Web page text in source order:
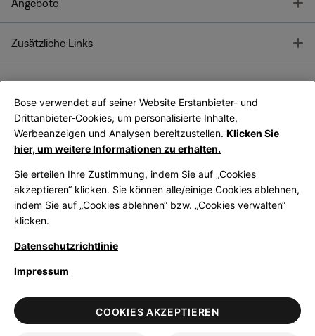
Angebote
Zusätzliche Links
Bose App
Bose Connect
App
LegalDatenschutzrichtlinieZugänglichkeitHinweis zu Cookies
VerkaufsbedingungenNutzungsbedingungen
Bose verwendet auf seiner Website Erstanbieter- und
Drittanbieter-Cookies, um personalisierte Inhalte,
Werbeanzeigen und Analysen bereitzustellen. Klicken Sie
hier, um weitere Informationen zu erhalten.
Sie erteilen Ihre Zustimmung, indem Sie auf „Cookies
akzeptieren“ klicken. Sie können alle/einige Cookies ablehnen,
indem Sie auf „Cookies ablehnen“ bzw. „Cookies verwalten“
klicken.
Datenschutzrichtlinie
Impressum
COOKIES AKZEPTIEREN